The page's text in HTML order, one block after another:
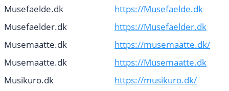
Musefaelde.dk
https://Musefaelde.dk
Musefaelder.dk
https://Musefaelder.dk
Musemaatte.dk
https://musemaatte.dk/
Musemaatte.dk
https://Musemaatte.dk
Musikuro.dk
https://musikuro.dk/